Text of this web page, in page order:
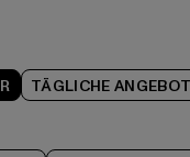
TÄGLICHE